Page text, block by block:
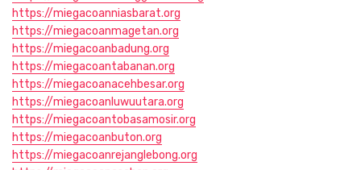
https://miegacoanniasbarat.org
https://miegacoanmagetan.org
https://miegacoanbadung.org
https://miegacoantabanan.org
https://miegacoanacehbesar.org
https://miegacoanluwuutara.org
https://miegacoantobasamosir.org
https://miegacoanbuton.org
https://miegacoanrejanglebong.org